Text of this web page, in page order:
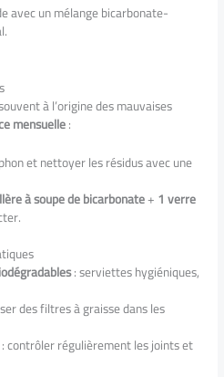
avec un mélange bicarbonate-
à l’origine des mauvaises
mensuelle:
et nettoyer les résidus avec une
à soupe de bicarbonate+1 verre
: serviettes hygiéniques,
des filtres à graisse dans les
: contrôler régulièrement les joints et